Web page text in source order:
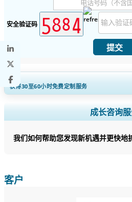
安全验证码
提交
获得30至60小时免费定制服务
扩大区域和国家覆盖范围， 细分市场分
以及最终用户
立即定制
成长咨询
我们如何帮助您发现新机遇并更快地
客户